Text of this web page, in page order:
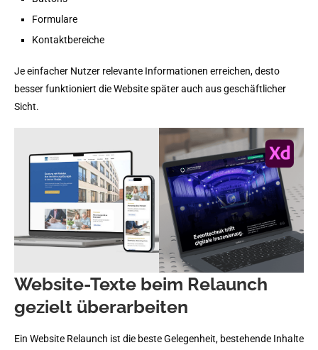
Formulare
Kontaktbereiche
Je einfacher Nutzer relevante Informationen erreichen, desto
besser funktioniert die Website später auch aus geschäftlicher
Sicht.
Website-Texte beim Relaunch
gezielt überarbeiten
Ein Website Relaunch ist die beste Gelegenheit, bestehende Inhalte